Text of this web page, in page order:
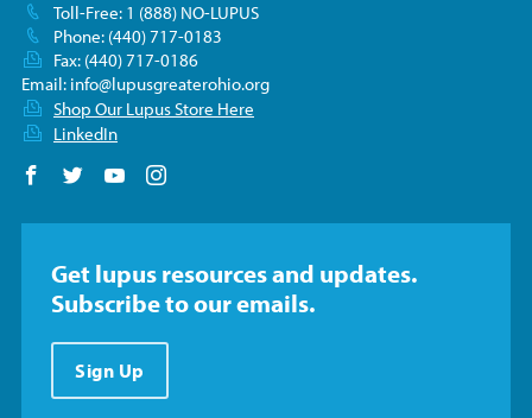
Toll-Free: 1 (888) NO-LUPUS
Phone: (440) 717-0183
Fax: (440) 717-0186
Email: info@lupusgreaterohio.org
Shop Our Lupus Store Here
LinkedIn
Follow us on Facebook
Follow us on Twitter
Follow us on YouTube
Get lupus resources and updates.
Subscribe to our emails.
Sign Up